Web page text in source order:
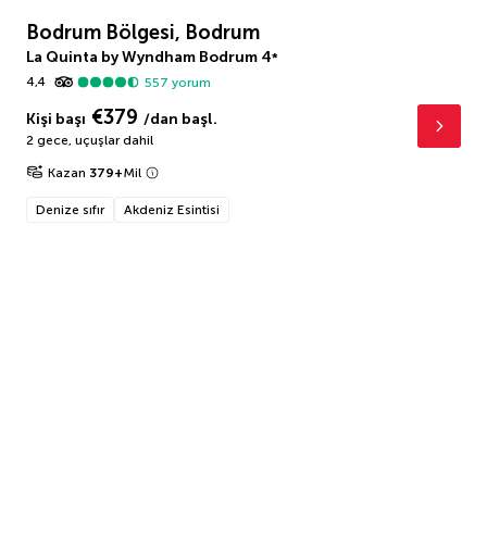
Bodrum Bölgesi, Bodrum
La Quinta by Wyndham Bodrum 4*
4,4
557 yorum
Kişi başı €379 /dan başl.
2 gece, uçuşlar dahil
Kazan 379+Mil
Denize sıfır Akdeniz Esintisi